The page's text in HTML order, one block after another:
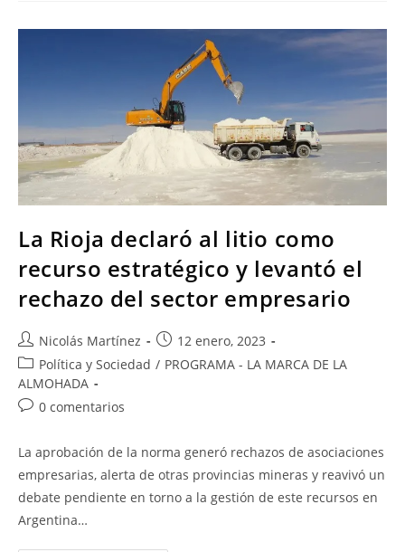
La Rioja declaró al litio como
recurso estratégico y levantó el
rechazo del sector empresario
Nicolás Martínez
12 enero, 2023
Política y Sociedad / PROGRAMA - LA MARCA DE LA
ALMOHADA
0 comentarios
La aprobación de la norma generó rechazos de asociaciones
empresarias, alerta de otras provincias mineras y reavivó un
debate pendiente en torno a la gestión de este recursos en
Argentina…